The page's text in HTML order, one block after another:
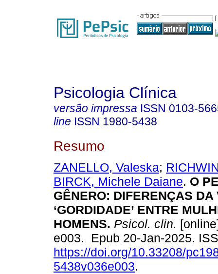
Psicologia Clínica
versão impressa ISSN 0103-
line ISSN 1980-5438
Resumo
ZANELLO, Valeska;
BIRCK, Michele Daiane. O
GÊNERO: DIFERENÇAS DA
‘GORDIDADE’ ENTRE
HOMENS. Psicol. clin.
e003. Epub 20-Jan-2025.
https://doi.org/10.33208/
5438v036e003.